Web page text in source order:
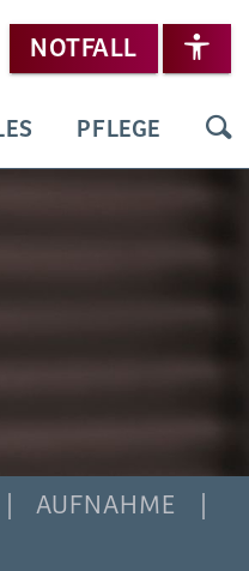
NOTFALL
PFLEGE
AUFNAHME